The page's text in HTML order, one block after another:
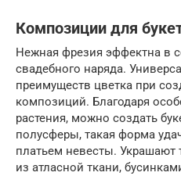
Композиции для
Нежная фрезия эффектна в
свадебного наряда.
преимуществ цветка при
композиций. Благодаря
растения, можно создать
полусферы, такая форма
платьем невесты. Украшают
из атласной ткани,